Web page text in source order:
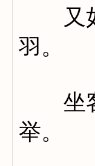
又如
羽。
坐客
举。